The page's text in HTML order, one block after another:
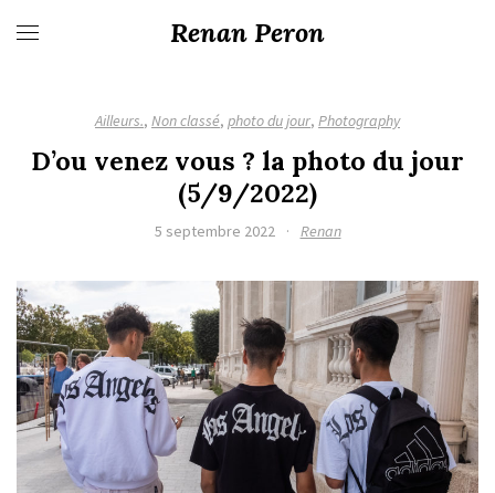
Renan Peron
Ailleurs., Non classé, photo du jour, Photography
D’ou venez vous ? la photo du jour
(5/9/2022)
5 septembre 2022 · Renan